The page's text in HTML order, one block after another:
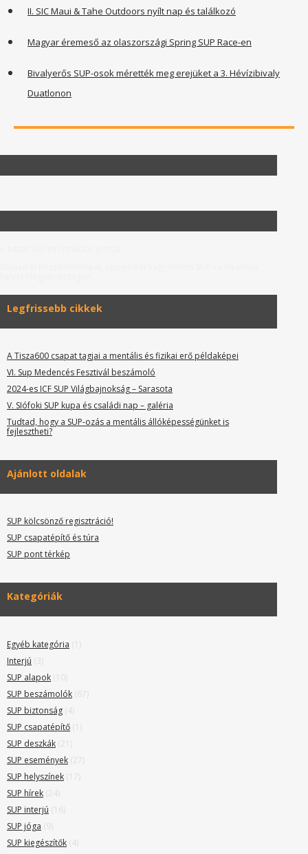
II. SIC Maui & Tahe Outdoors nyílt nap és találkozó
Magyar éremeső az olaszországi Spring SUP Race-en
Bivalyerős SUP-osok mérették meg erejüket a 3. Hévízibivaly
Duatlonon
Legfrissebb cikkek
A Tisza600 csapat tagjai a mentális és fizikai erő példaképei
VI. Sup Medencés Fesztivál beszámoló
2024-es ICF SUP Világbajnokság – Sarasota
V. SIófoki SUP kupa és családi nap – galéria
Tudtad, hogy a SUP-ozás a mentális állóképességünket is
fejlesztheti?
Ajánlott oldalak
SUP kölcsönző regisztráció!
SUP csapatépítő és túra
SUP pont térkép
Kategóriák
Egyéb kategória (1)
Interjú (3)
SUP alapok (10)
SUP beszámolók (67)
SUP biztonság (4)
SUP csapatépítő (1)
SUP deszkák (21)
SUP események (27)
SUP helyszínek (17)
SUP hírek (24)
SUP interjú (16)
SUP jóga (9)
SUP kiegészítők (4)